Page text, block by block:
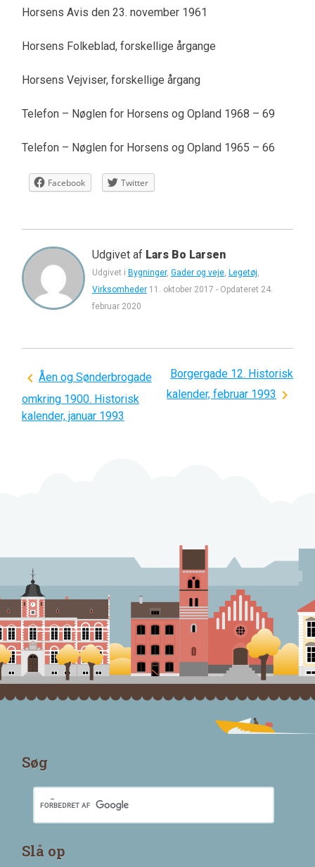
Horsens Avis den 23. november 1961
Horsens Folkeblad, forskellige årgange
Horsens Vejviser, forskellige årgang
Telefon – Nøglen for Horsens og Opland 1968 – 69
Telefon – Nøglen for Horsens og Opland 1965 – 66
Facebook Twitter
Udgivet af Lars Bo Larsen
Udgivet i Bygninger, Gader og veje, Legetøj
Virksomheder 11. oktober 2017 - Opdateret 24.
februar 2020
Indlægsnavigation
Åen og Sønderbrogade
omkring 1900. Historisk
kalender, januar 1993
Borgergade 12. Historisk
kalender, februar 1993
Søg
Slå op